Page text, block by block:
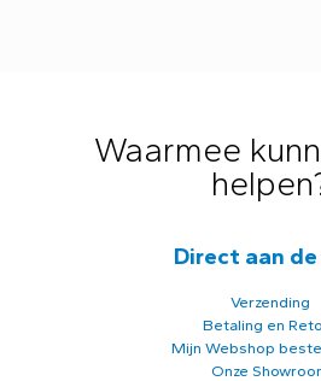
Waarmee
Direct aan
Verzending
Betaling en
Mijn Webshop
Onze